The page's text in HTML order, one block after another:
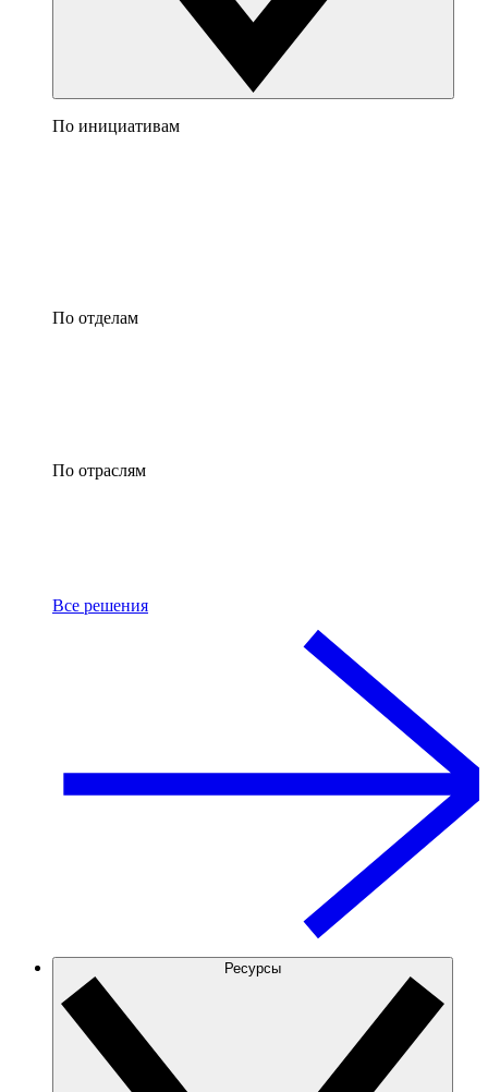
По инициативам
По отделам
По отраслям
Все решения
Ресурсы